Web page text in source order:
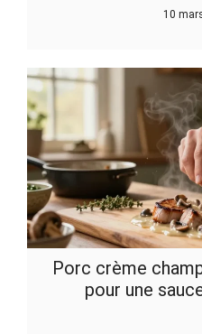
10
Porc crème
pour une